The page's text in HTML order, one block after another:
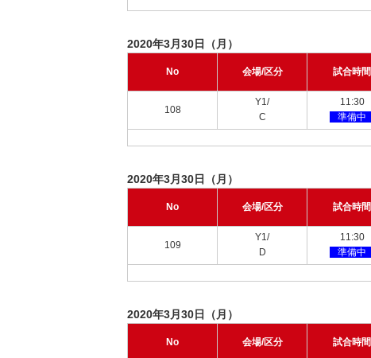
2020年3月30日（月）
No 会場/区分 試合時間
108
Y1/
C
11:30
準備中
2020年3月30日（月）
No 会場/区分 試合時間
109
Y1/
D
11:30
準備中
2020年3月30日（月）
No 会場/区分 試合時間